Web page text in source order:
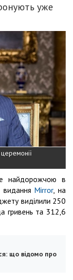
уже
найдорожчою в
видання Mirror, на
виділили 250
гривень та 312,6
що відомо про